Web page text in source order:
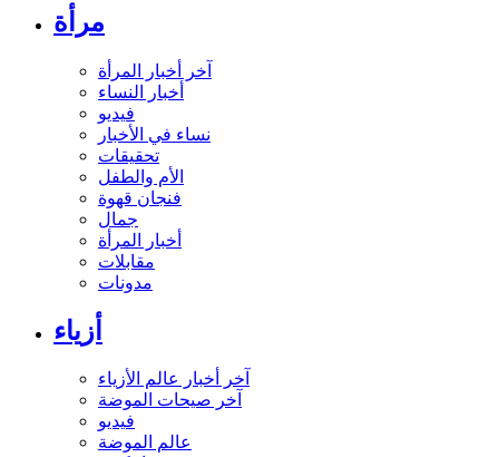
مرأة
آخر أخبار المرأة
أخبار النساء
فيديو
نساء في الأخبار
تحقيقات
الأم والطفل
فنجان قهوة
جمال
أخبار المرأة
مقابلات
مدونات
أزياء
آخر أخبار عالم الأزياء
آخر صيحات الموضة
فيديو
عالم الموضة